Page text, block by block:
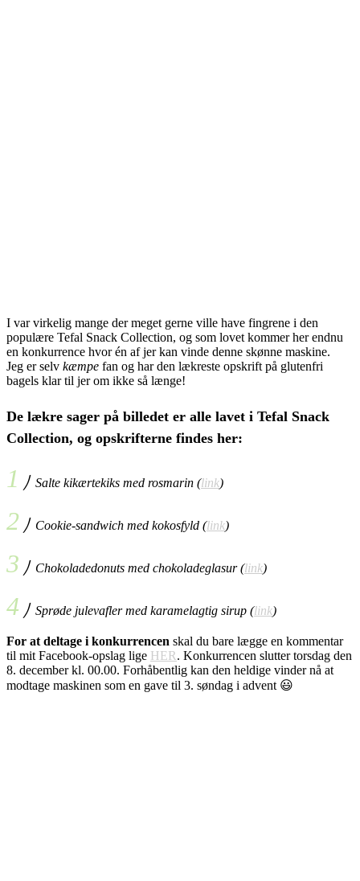
I var virkelig mange der meget gerne ville have fingrene i den
populære Tefal Snack Collection, og som lovet kommer her endnu
en konkurrence hvor én af jer kan vinde denne skønne maskine.
Jeg er selv kæmpe fan og har den lækreste opskrift på glutenfri
bagels klar til jer om ikke så længe!
De lækre sager på billedet er alle lavet i Tefal Snack
Collection, og opskrifterne findes her:
1 ⎠ Salte kikærtekiks med rosmarin (link)
2 ⎠ Cookie-sandwich med kokosfyld (link)
3 ⎠ Chokoladedonuts med chokoladeglasur (link)
4 ⎠ Sprøde julevafler med karamelagtig sirup (link)
For at deltage i konkurrencen skal du bare lægge en kommentar
til mit Facebook-opslag lige HER. Konkurrencen slutter torsdag den
8. december kl. 00.00. Forhåbentlig kan den heldige vinder nå at
modtage maskinen som en gave til 3. søndag i advent 😃